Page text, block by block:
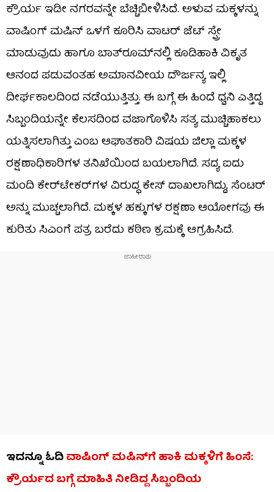
ಕ್ರೌರ್ಯ ಇಡೀ ನಗರವನ್ನೇ ಬೆಚ್ಚಿಬೀಳಿಸಿದೆ. ಅಳುವ ಮಕ್ಕಳನ್ನು
ವಾಷಿಂಗ್ ಮಷಿನ್ ಒಳಗೆ ಕೂರಿಸಿ ವಾಟರ್ ಜೆಟ್ ಸ್ಪ್ರೇ
ಮಾಡುವುದು ಹಾಗೂ ಬಾತ್‌ರೂಮ್‌ನಲ್ಲಿ ಕೂಡಿಹಾಕಿ ವಿಕೃತ
ಆನಂದ ಪಡುವಂತಹ ಅಮಾನವೀಯ ದೌರ್ಜನ್ಯ ಇಲ್ಲಿ
ದೀರ್ಘಕಾಲದಿಂದ ನಡೆಯುತ್ತಿತ್ತು. ಈ ಬಗ್ಗೆ ಈ ಹಿಂದೆ ಧ್ವನಿ ಎತ್ತಿದ್ದ
ಸಿಬ್ಬಂದಿಯನ್ನೇ ಕೆಲಸದಿಂದ ವಜಾಗೊಳಿಸಿ ಸತ್ಯ ಮುಚ್ಚಿಹಾಕಲು
ಯತ್ನಿಸಲಾಗಿತ್ತು ಎಂಬ ಆಘಾತಕಾರಿ ವಿಷಯ ಜಿಲ್ಲಾ ಮಕ್ಕಳ
ರಕ್ಷಣಾಧಿಕಾರಿಗಳ ತನಿಖೆಯಿಂದ ಬಯಲಾಗಿದೆ. ಸದ್ಯ ಐದು
ಮಂದಿ ಕೇರ್‌ಟೇಕರ್‌ಗಳ ವಿರುದ್ಧ ಕೇಸ್ ದಾಖಲಾಗಿದ್ದು, ಸೆಂಟರ್
ಅನ್ನು ಮುಚ್ಚಲಾಗಿದೆ. ಮಕ್ಕಳ ಹಕ್ಕುಗಳ ರಕ್ಷಣಾ ಆಯೋಗವು ಈ
ಕುರಿತು ಸಿಎಂಗೆ ಪತ್ರ ಬರೆದು ಕಠಿಣ ಕ್ರಮಕ್ಕೆ ಆಗ್ರಹಿಸಿದೆ.
ಇದನ್ನೂ ಓದಿವಾಷಿಂಗ್ ಮಷಿನ್​​ಗೆ ಹಾಕಿ ಮಕ್ಕಳಿಗೆ ಹಿಂಸೆ:
ಕ್ರೌರ್ಯದ ಬಗ್ಗೆ ಮಾಹಿತಿ ನೀಡಿದ್ದ ಸಿಬ್ಬಂದಿಯ